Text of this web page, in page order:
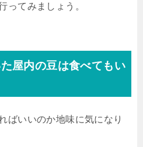
ってみましょう。
屋内の豆は食べてもい
ばいいのか地味に気になり